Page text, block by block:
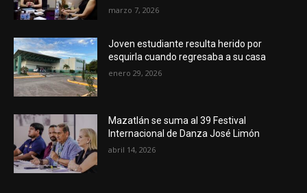
marzo 7, 2026
Joven estudiante resulta herido por
esquirla cuando regresaba a su casa
enero 29, 2026
Mazatlán se suma al 39 Festival
Internacional de Danza José Limón
abril 14, 2026